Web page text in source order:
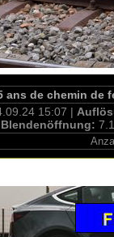
ans de chemin
15:07 |
Blendenöffnung: